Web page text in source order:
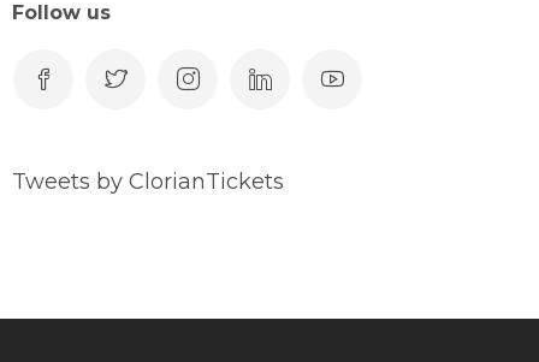
Follow us
Tweets by ClorianTickets